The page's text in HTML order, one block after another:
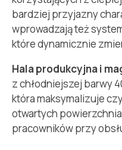
bardziej przyjazny
wprowadzają też
które dynamicznie
Hala produkcyjna i
z chłodniejszej barwy
która maksymalizuje
otwartych
pracowników przy